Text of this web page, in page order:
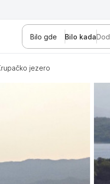
Bilo gde Bilo kada
Stara planina
jezero